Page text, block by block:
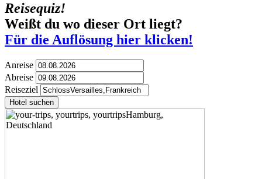
Reisequiz!
Weißt du wo dieser Ort liegt?
Für die Auflösung hier klicken!
Anreise
Abreise
Reiseziel
Hotel suchen